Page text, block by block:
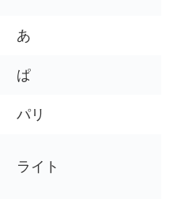
あ
ぱ
パリ
ライト